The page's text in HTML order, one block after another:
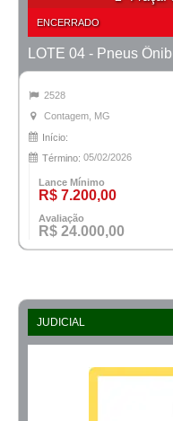
ENCERRADO
2528
Contagem, MG
Início:
Término: 05/02/2026
Lance Mínimo
R$ 7.200,00
Avaliação
R$ 24.000,00
JUDICIAL